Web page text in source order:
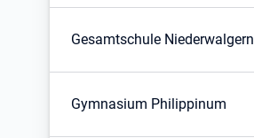
Gesamtschule Niederwalgern
Gymnasium Philippinum